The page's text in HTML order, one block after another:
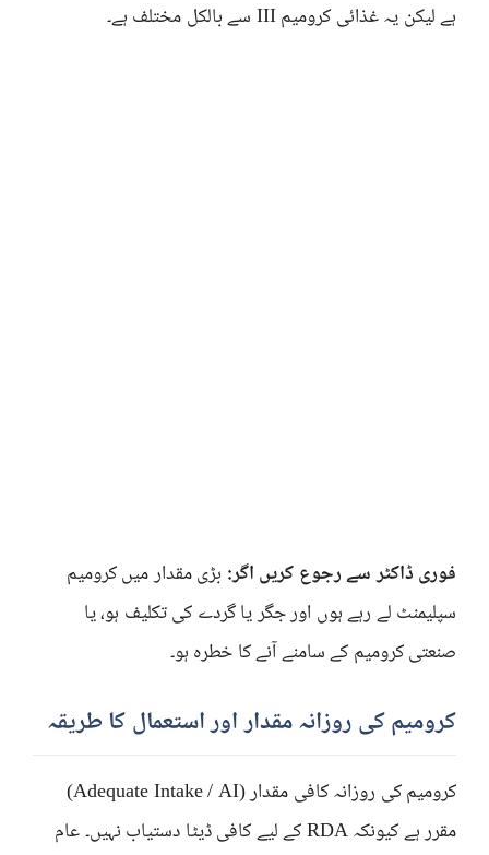
ہے لیکن یہ غذائی کرومیم III سے بالکل مختلف ہے۔
فوری ڈاکٹر سے رجوع کریں اگر: بڑی مقدار میں کرومیم
سپلیمنٹ لے رہے ہوں اور جگر یا گردے کی تکلیف ہو، یا
صنعتی کرومیم کے سامنے آنے کا خطرہ ہو۔
کرومیم کی روزانہ مقدار اور استعمال کا طریقہ
کرومیم کی روزانہ کافی مقدار (Adequate Intake / AI)
مقرر ہے کیونکہ RDA کے لیے کافی ڈیٹا دستیاب نہیں۔ عام